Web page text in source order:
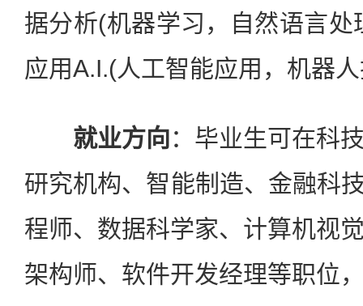
据分析(机器学习，自然语言
应用A.I.(人工智能应用，机器
就业方向：毕业生可在科
研究机构、智能制造、金融科
程师、数据科学家、计算机视
架构师、软件开发经理等职位